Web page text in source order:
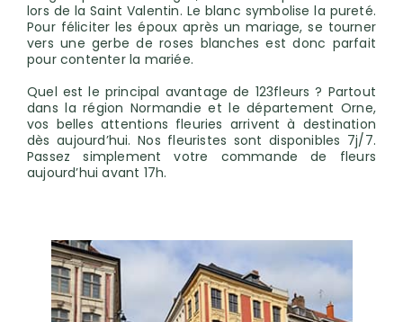
lors de la Saint Valentin. Le blanc symbolise la pureté.
Pour féliciter les époux après un mariage, se tourner
vers une gerbe de roses blanches est donc parfait
pour contenter la mariée.
Quel est le principal avantage de 123fleurs ? Partout
dans la région Normandie et le département Orne,
vos belles attentions fleuries arrivent à destination
dès aujourd’hui. Nos fleuristes sont disponibles 7j/7.
Passez simplement votre commande de fleurs
aujourd’hui avant 17h.